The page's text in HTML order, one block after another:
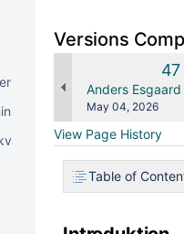
og
Versions
47
Anders
Saved
May 04, 2026
View Page History
Table of